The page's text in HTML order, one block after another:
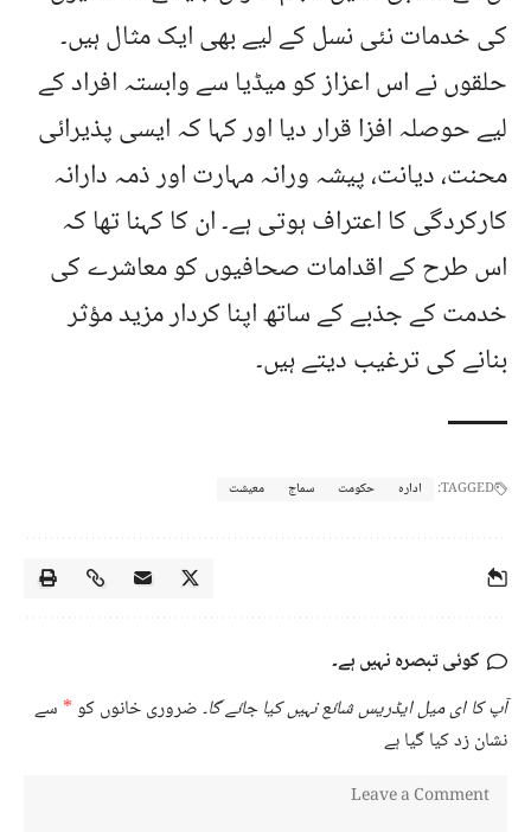
کی خدمات نئی نسل کے لیے بھی ایک مثال ہیں۔
حلقوں نے اس اعزاز کو میڈیا سے وابستہ افراد کے
لیے حوصلہ افزا قرار دیا اور کہا کہ ایسی پذیرائی
محنت، دیانت، پیشہ ورانہ مہارت اور ذمہ دارانہ
کارکردگی کا اعتراف ہوتی ہے۔ ان کا کہنا تھا کہ
اس طرح کے اقدامات صحافیوں کو معاشرے کی
خدمت کے جذبے کے ساتھ اپنا کردار مزید مؤثر
بنانے کی ترغیب دیتے ہیں۔
TAGGED: ادارہ حکومت سماج معیشت
کوئی تبصرہ نہیں ہے۔
آپ کا ای میل ایڈریس شائع نہیں کیا جائے گا۔ضروری خانوں کو* سے
نشان زد کیا گیا ہے